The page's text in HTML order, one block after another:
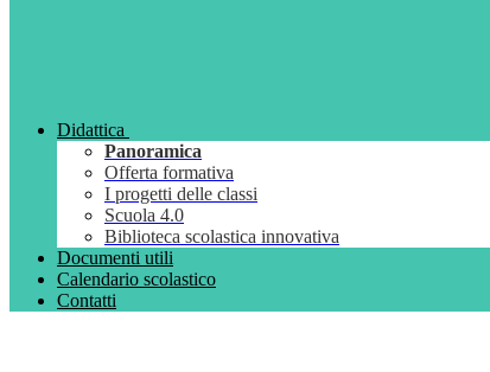
Didattica
Panoramica
Offerta formativa
I progetti delle classi
Scuola 4.0
Biblioteca scolastica innovativa
Documenti utili
Calendario scolastico
Contatti